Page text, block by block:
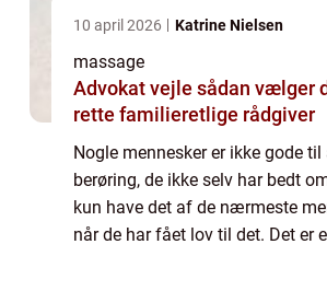
10 april 2026 Katrine Nielsen
massage
Advokat vejle sådan vælger du den
rette familieretlige rådgiver
Nogle mennesker er ikke gode
berøring, de ikke selv har bedt
kun have det af de nærmeste
når de har fået lov til det. Det er